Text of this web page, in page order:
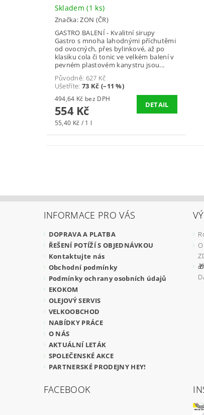
Skladem(1 ks)
Značka:ZON (ČR)
GASTRO BALENÍ - Kvalitní sirupy
Gastro s mnoha lahodnými příchutěmi
od ovocných, přes bylinkové, až po
klasiku cola či tonic ve velkém balení v
pevném plastovém kanystru jsou...
Původně: 627 Kč
Ušetříte: 73 Kč (–11 %)
494,64 Kč bez DPH
554 Kč
55,40 Kč / 1 l
DETAIL
INFORMACE PRO VÁS
DOPRAVA A PLATBA
ŘEŠENÍ POTÍŽÍ S OBJEDNÁVKOU
Kontaktujte nás
Obchodní podmínky
Podmínky ochrany osobních údajů
EKOKOM
OLEJOVÝ SERVIS
VELKOOBCHOD
NABÍDKY PRÁCE
O NÁS
AKTUÁLNÍ LETÁK
SPOLEČENSKÉ AKCE
PARTNERSKÉ PRODEJNY HEY!
FACEBOOK